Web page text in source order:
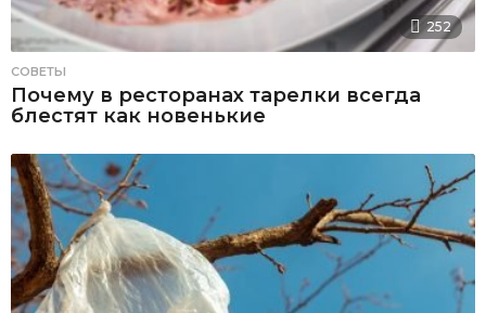
252
СОВЕТЫ
Почему в ресторанах тарелки всегда
блестят как новенькие